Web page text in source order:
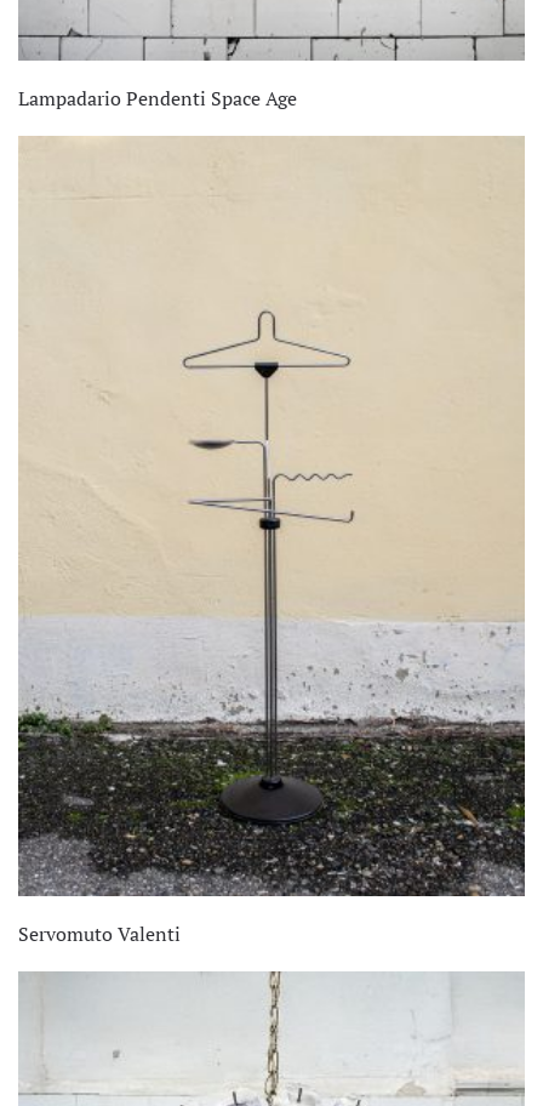
Lampadario Pendenti Space Age
Servomuto Valenti